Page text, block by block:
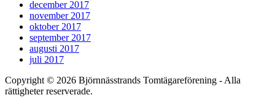
december 2017
november 2017
oktober 2017
september 2017
augusti 2017
juli 2017
Copyright © 2026 Björnnässtrands Tomtägareförening - Alla
rättigheter reserverade.